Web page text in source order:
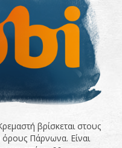
βρίσκεται στους
Πάρνωνα. Είναι